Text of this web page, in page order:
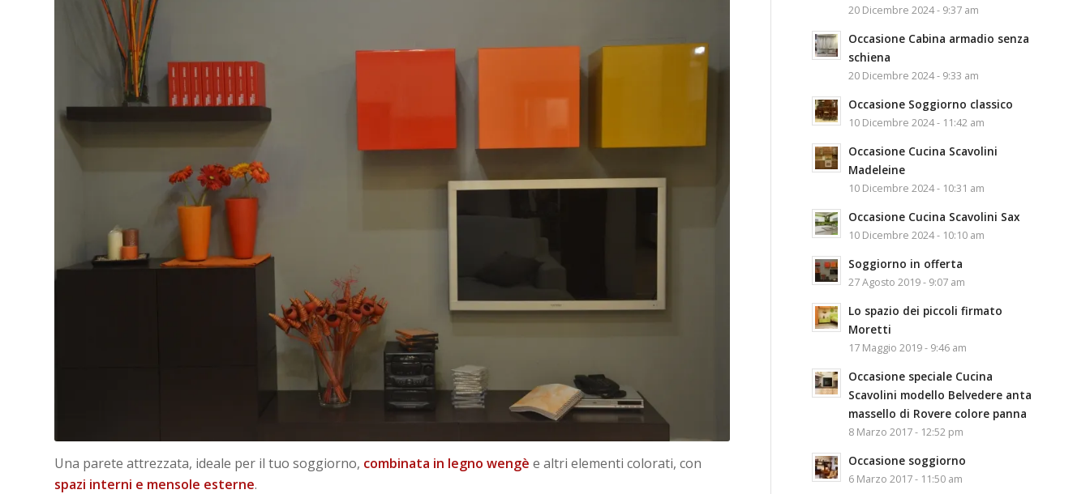
Una parete attrezzata, ideale per il tuo soggiorno, combinata in legno wengè e altri elementi colorati, con
spazi interni e mensole esterne.
20 Dicembre 2024 - 9:37 am
Occasione Cabina armadio senza
schiena
20 Dicembre 2024 - 9:33 am
Occasione Soggiorno classico
10 Dicembre 2024 - 11:42 am
Occasione Cucina Scavolini
Madeleine
10 Dicembre 2024 - 10:31 am
Occasione Cucina Scavolini Sax
10 Dicembre 2024 - 10:10 am
Soggiorno in offerta
27 Agosto 2019 - 9:07 am
Lo spazio dei piccoli firmato
Moretti
17 Maggio 2019 - 9:46 am
Occasione speciale Cucina
Scavolini modello Belvedere anta
massello di Rovere colore panna
8 Marzo 2017 - 12:52 pm
Occasione soggiorno
6 Marzo 2017 - 11:50 am